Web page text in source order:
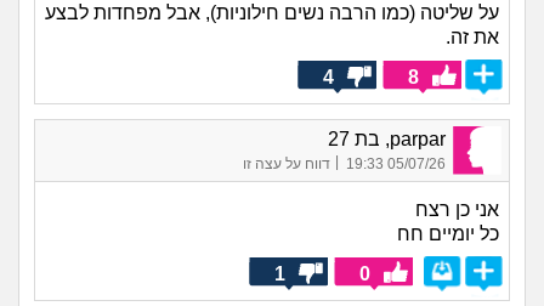
על שליטה (כמו הרבה נשים חילוניות), אבל מפחדות לבצע
את זה.
8
4
parpar, בת 27
05/07/26 19:33 דווח על עצה זו
אני כן רצח
כל יומיים חח
0
1